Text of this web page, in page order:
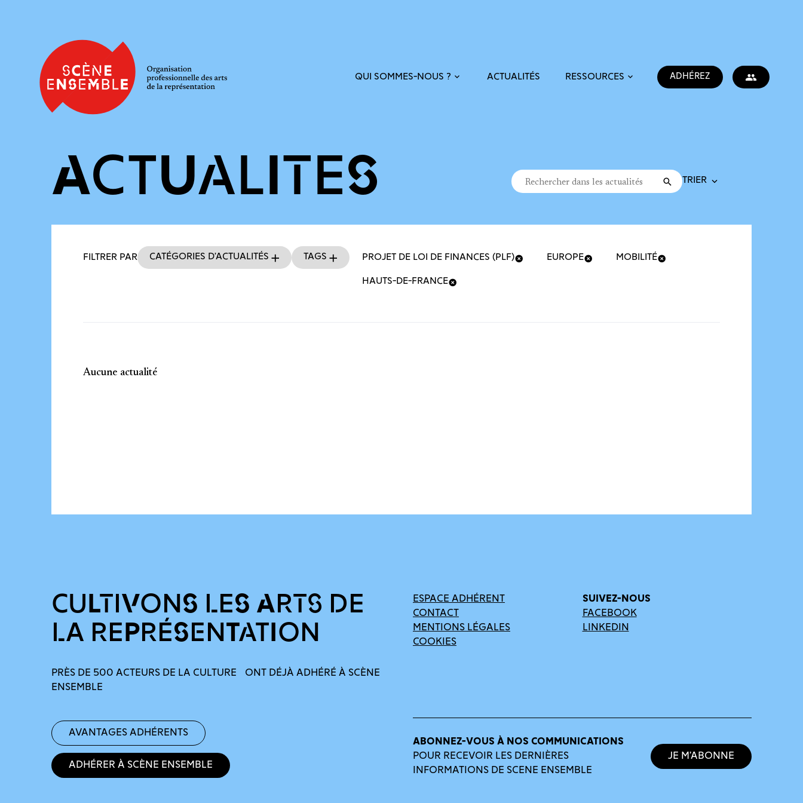
QUI SOMMES-NOUS ? ACTUALITÉS RESSOURCES ADHÉREZ
ACTUALITÉS
Filtres des actualités
Recherche
Rechercher dans les actualités Valider
Trier la recherche
FILTRER PAR Catégories d’actualités Tags PROJET DE LOI DE FINANCES (PLF) EUROPE MOBILITÉ
HAUTS-DE-FRANCE
Aucune actualité
CULTIVONS LES ARTS DE
LA REPRÉSENTATION
PRÈS DE 500 ACTEURS DE LA CULTURE ONT DÉJÀ ADHÉRÉ À SCÈNE
ENSEMBLE
Avantages adhérents
Adhérer à Scène Ensemble
ESPACE ADHÉRENT
CONTACT
MENTIONS LÉGALES
COOKIES
SUIVEZ-NOUS
FACEBOOK
LINKEDIN
ABONNEZ-VOUS À NOS COMMUNICATIONS
POUR RECEVOIR LES DERNIÈRES
INFORMATIONS DE SCENE ENSEMBLE
Je m’abonne